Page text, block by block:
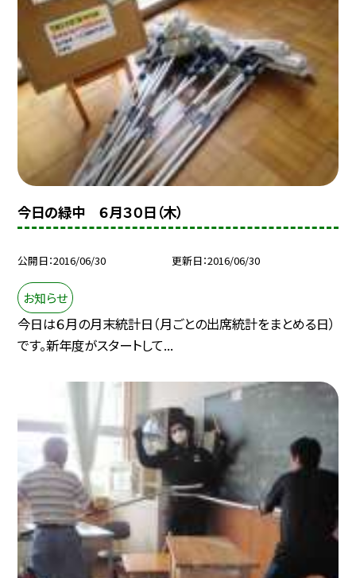
今日の緑中 ６月３０日（木）
公開日 2016/06/30 更新日 2016/06/30
お知らせ
今日は６月の月末統計日（月ごとの出席統計をまとめる日）
です。新年度がスタートして...